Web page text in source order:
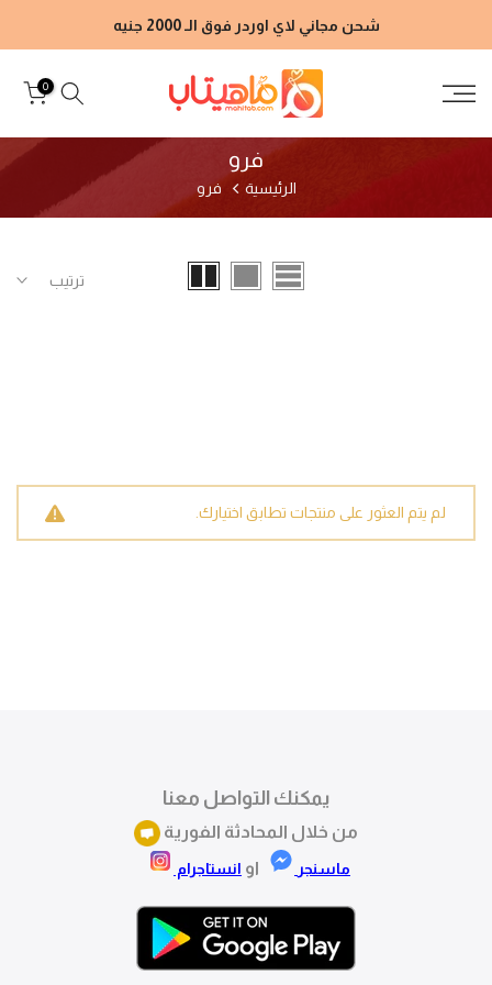
إلى
شحن مجاني لاي اوردر فوق الـ 2000 جنيه
0
فرو
الرئيسية فرو
ترتيب
لم يتم العثور على منتجات تطابق اختيارك.
يمكنك التواصل معنا
من خلال المحادثة الفورية
ماسنجر او انستاجرام